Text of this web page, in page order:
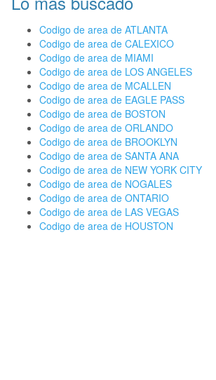
Codigo de area de ATLANTA
Codigo de area de CALEXICO
Codigo de area de MIAMI
Codigo de area de LOS ANGELES
Codigo de area de MCALLEN
Codigo de area de EAGLE PASS
Codigo de area de BOSTON
Codigo de area de ORLANDO
Codigo de area de BROOKLYN
Codigo de area de SANTA ANA
Codigo de area de NEW YORK CITY
Codigo de area de NOGALES
Codigo de area de ONTARIO
Codigo de area de LAS VEGAS
Codigo de area de HOUSTON